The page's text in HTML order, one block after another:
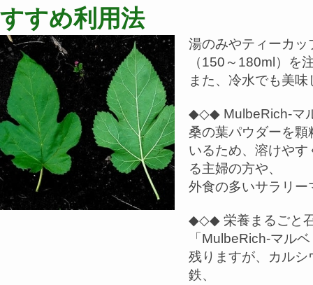
すすめ利用法
湯のみやティーカ
（150～180ml）を
また、冷水でも美
◆◇◆ MulbeRich-マ
桑の葉パウダーを
いるため、溶けや
る主婦の方や、
外食の多いサラリ
◆◇◆ 栄養まるごと
「MulbeRich-マル
残りますが、カル
鉄、